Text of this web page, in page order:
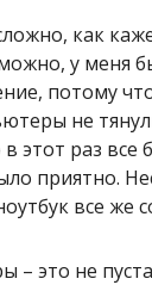
как
у меня
потому
не
в этот раз все
приятно.
все же
– это не